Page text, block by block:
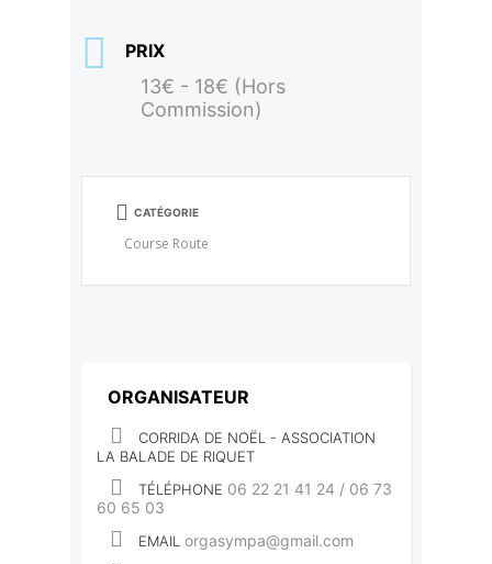
PRIX
13€ - 18€ (Hors
Commission)
CATÉGORIE
Course Route
ORGANISATEUR
CORRIDA DE NOËL - ASSOCIATION
LA BALADE DE RIQUET
TÉLÉPHONE 06 22 21 41 24 / 06 73
60 65 03
EMAIL orgasympa@gmail.com